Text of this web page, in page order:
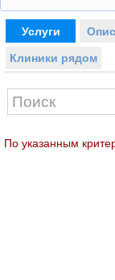
Услуги
Клиники рядом
По указанным